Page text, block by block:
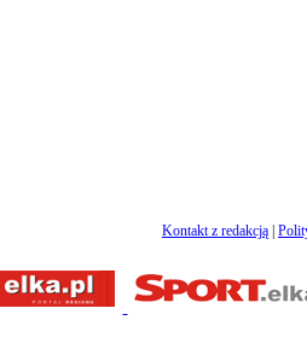
Kontakt z redakcją